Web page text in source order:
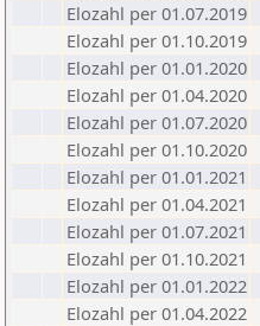
Elozahl per 01.07.2019
Elozahl per 01.10.2019
Elozahl per 01.01.2020
Elozahl per 01.04.2020
Elozahl per 01.07.2020
Elozahl per 01.10.2020
Elozahl per 01.01.2021
Elozahl per 01.04.2021
Elozahl per 01.07.2021
Elozahl per 01.10.2021
Elozahl per 01.01.2022
Elozahl per 01.04.2022